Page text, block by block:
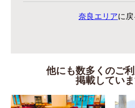
奈良エリアに戻
他にも数多くのご
掲載してい